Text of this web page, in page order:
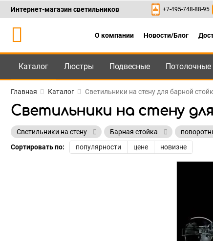
Каталог +7-495-748-
Интернет-магазин светильников +7-495-748-88-95
О компании Новости/Блог
Каталог Люстры Подвесные Потолочные
Главная Каталог Светильники на стену для барной
Светильники на стену
Светильники на стену Барная стойка
Сортировать по:
популярности цене новизне